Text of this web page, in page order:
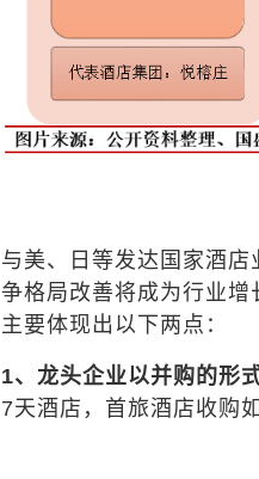
与美、日等发达国家酒
争格局改善将成为行业增
主要体现出以下两点：
1、龙头企业以并购的形
7天酒店， 首旅酒店收购